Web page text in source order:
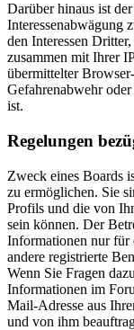
Darüber hinaus ist
Interessenabwägung
den Interessen
zusammen mit Ihrer
übermittelter
Gefahrenabwehr
ist.
Regelungen
Zweck eines Boards
zu ermöglichen. Sie
Profils und die von
sein können. Der
Informationen nur für
andere registrierte
Wenn Sie Fragen
Informationen im
Mail-Adresse aus
und von ihm